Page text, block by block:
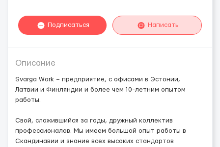
Подписаться Написать
Описание
Svarga Work – предприятие, с офисами в Эстонии,
Латвии и Финляндии и более чем 10-летним опытом
работы.
Свой, сложившийся за годы, дружный коллектив
профессионалов. Мы имеем большой опыт работы в
Скандинавии и знание всех высоких стандартов